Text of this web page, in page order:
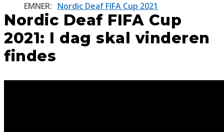
EMNER: Nordic Deaf FIFA Cup 2021
Nordic Deaf FIFA Cup
2021: I dag skal vinderen
findes